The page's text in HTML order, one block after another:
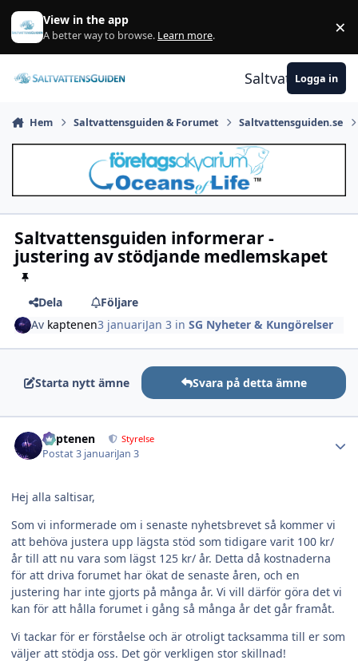
Gå till innehåll
View in the app
A better way to browse. Learn more. ×
Logga in
Hem Saltvattensguiden & Forumet Saltvattensguiden.se
Saltvattensguiden informerar -
justering av stödjande medlemskapet
Dela
Följare
Av kaptenen3 januariJan 3 inSG Nyheter & Kungörelser
Starta nytt ämne Svara på detta ämne
kaptenen Styrelse
Postat3 januariJan 3
Hej alla saltisar,
Som vi informerade om i senaste nyhetsbrevet så kommer vi
att behöva justera upp lägsta stöd som tidigare varit 100 kr/
år till att nu vara som lägst 125 kr/ år. Detta då kostnaderna
för att driva forumet har ökat de senaste åren, och en
justering har inte gjorts på många år. Vi vill därför göra det vi
kan för att hålla forumet i gång så många år det går framåt.
Vi tackar för er förståelse och är otroligt tacksamma till er som
väljer att stödja oss. Det gör verkligen stor skillnad!